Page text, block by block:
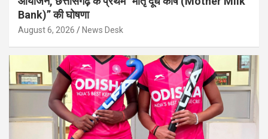
Bank)” की घोषणा
August 6, 2026 News Desk